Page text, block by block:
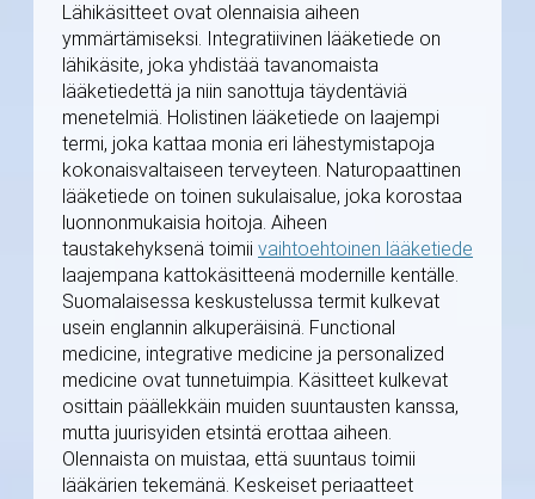
Lähikäsitteet ovat olennaisia aiheen
ymmärtämiseksi. Integratiivinen lääketiede on
lähikäsite, joka yhdistää tavanomaista
lääketiedettä ja niin sanottuja täydentäviä
menetelmiä. Holistinen lääketiede on laajempi
termi, joka kattaa monia eri lähestymistapoja
kokonaisvaltaiseen terveyteen. Naturopaattinen
lääketiede on toinen sukulaisalue, joka korostaa
luonnonmukaisia hoitoja. Aiheen
taustakehyksenä toimii vaihtoehtoinen lääketiede
laajempana kattokäsitteenä modernille kentälle.
Suomalaisessa keskustelussa termit kulkevat
usein englannin alkuperäisinä. Functional
medicine, integrative medicine ja personalized
medicine ovat tunnetuimpia. Käsitteet kulkevat
osittain päällekkäin muiden suuntausten kanssa,
mutta juurisyiden etsintä erottaa aiheen.
Olennaista on muistaa, että suuntaus toimii
lääkärien tekemänä. Keskeiset periaatteet